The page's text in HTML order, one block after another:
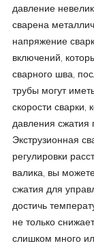
давление
сварена
напряжение
включений,
сварного шва,
трубы могут
скорости сварки,
давления сжатия
Экструзионная
регулировки
валика, вы
сжатия для
достичь
не только
слишком много